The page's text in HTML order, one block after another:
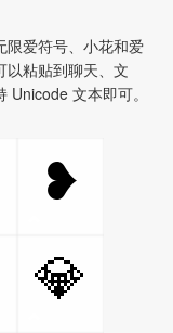
限爱符号、小花和爱
以粘贴到聊天、文
文本即可。
❥
💎